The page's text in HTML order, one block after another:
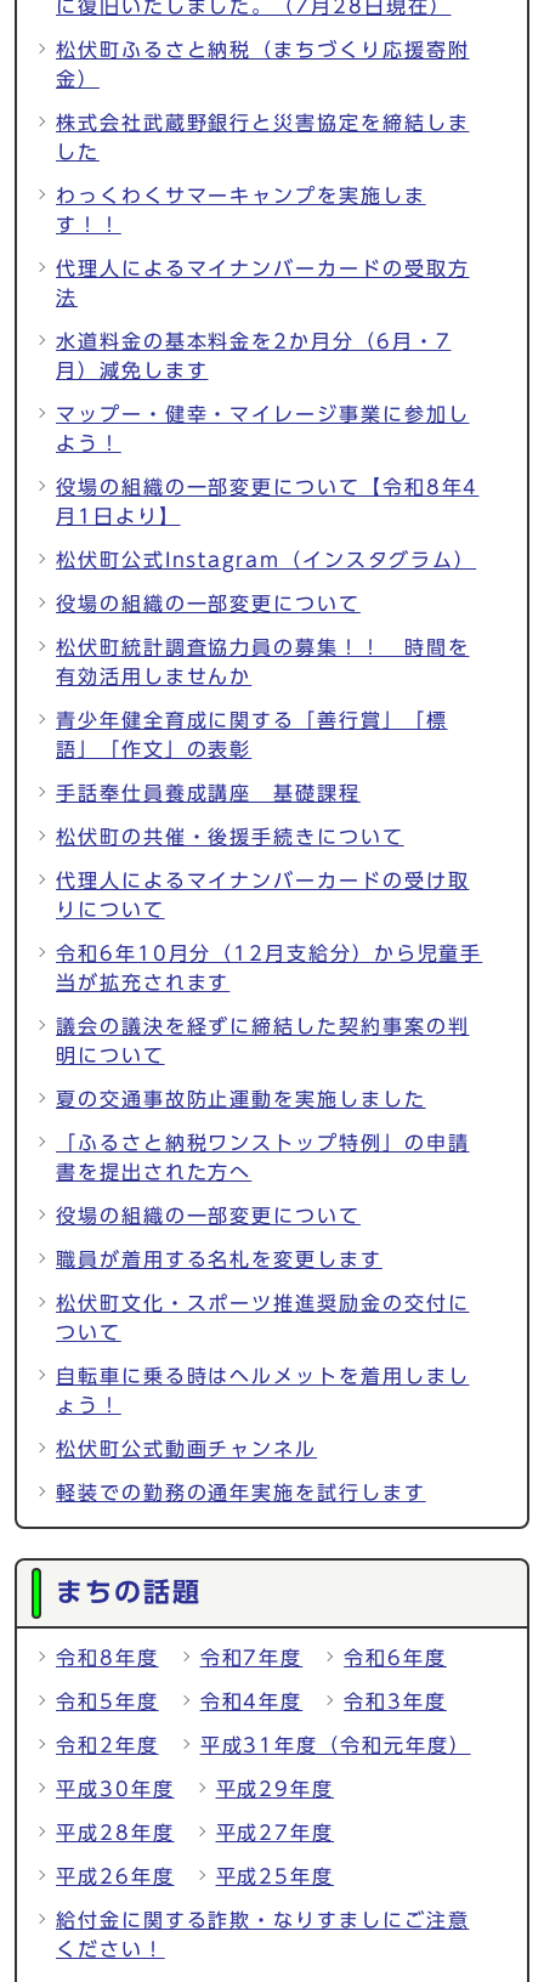
に復旧いたしました。（7月28日現在）
松伏町ふるさと納税（まちづくり応援寄附
金）
株式会社武蔵野銀行と災害協定を締結しま
した
わっくわくサマーキャンプを実施しま
す！！
代理人によるマイナンバーカードの受取方
法
水道料金の基本料金を2か月分（6月・7
月）減免します
マップー・健幸・マイレージ事業に参加し
よう！
役場の組織の一部変更について【令和8年4
月1日より】
松伏町公式Instagram（インスタグラム）
役場の組織の一部変更について
松伏町統計調査協力員の募集！！ 時間を
有効活用しませんか
青少年健全育成に関する「善行賞」「標
語」「作文」の表彰
手話奉仕員養成講座 基礎課程
松伏町の共催・後援手続きについて
代理人によるマイナンバーカードの受け取
りについて
令和6年10月分（12月支給分）から児童手
当が拡充されます
議会の議決を経ずに締結した契約事案の判
明について
夏の交通事故防止運動を実施しました
「ふるさと納税ワンストップ特例」の申請
書を提出された方へ
役場の組織の一部変更について
職員が着用する名札を変更します
松伏町文化・スポーツ推進奨励金の交付に
ついて
自転車に乗る時はヘルメットを着用しまし
ょう！
松伏町公式動画チャンネル
軽装での勤務の通年実施を試行します
まちの話題
令和8年度 令和7年度 令和6年度
令和5年度 令和4年度 令和3年度
令和2年度 平成31年度（令和元年度）
平成30年度 平成29年度
平成28年度 平成27年度
平成26年度 平成25年度
給付金に関する詐欺・なりすましにご注意
ください！